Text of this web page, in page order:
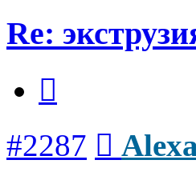
Re:
#2287